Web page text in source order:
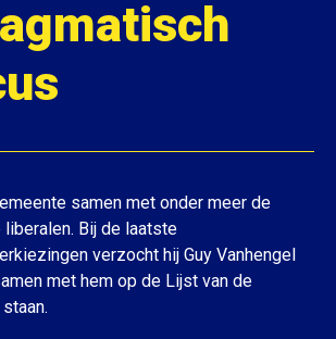
samen met onder meer de
Bij de laatste
verzocht hij Guy Vanhengel
met hem op de Lijst van de